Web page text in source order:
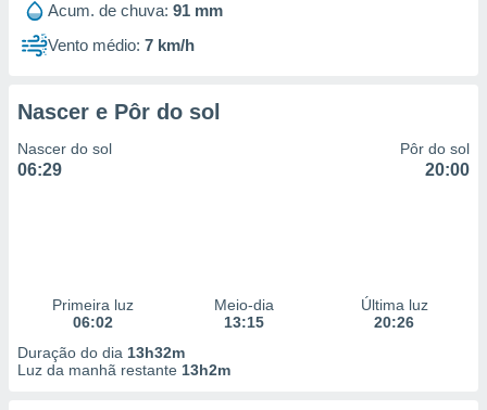
1199
Acum. de chuva: 91 mm
Vento médio: 7 km/h
Nascer e Pôr do sol
Nascer do sol
06:29
Pôr do sol
20:00
Primeira luz
06:02
Meio-dia
13:15
Última luz
20:26
Duração do dia 13h32m
Luz da manhã restante 13h2m